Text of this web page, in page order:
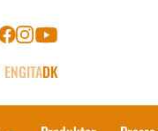
ENGITADK